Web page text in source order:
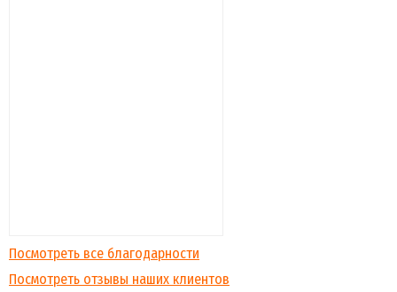
Посмотреть все благодарности
Посмотреть отзывы наших клиентов